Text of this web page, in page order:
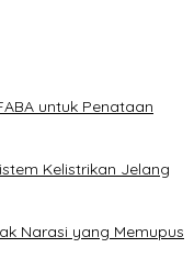
untuk Penataan
Kelistrikan Jelang
Narasi yang Memupus